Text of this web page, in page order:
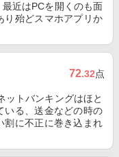
近はPCを開くのも面
り殆どスマホアプリか
72.32点
ットバンキングはほと
いる、送金などの時の
割に不正に巻き込まれ